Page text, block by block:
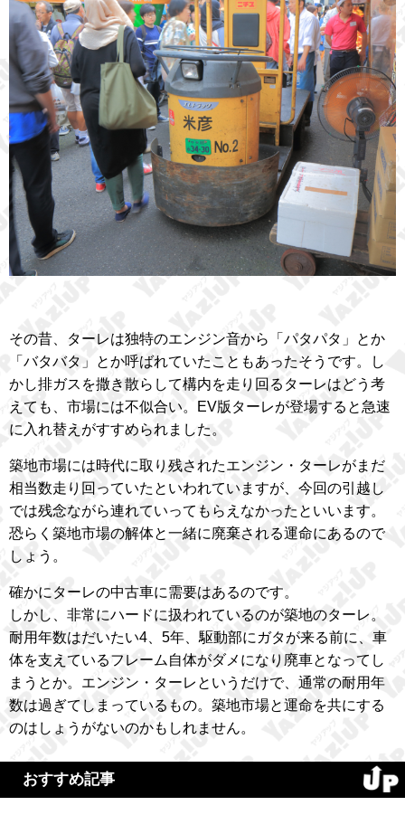
その昔、ターレは独特のエンジン音から「パタパタ」とか
「バタバタ」とか呼ばれていたこともあったそうです。し
かし排ガスを撒き散らして構内を走り回るターレはどう考
えても、市場には不似合い。EV版ターレが登場すると急速
に入れ替えがすすめられました。
築地市場には時代に取り残されたエンジン・ターレがまだ
相当数走り回っていたといわれていますが、今回の引越し
では残念ながら連れていってもらえなかったといいます。
恐らく築地市場の解体と一緒に廃棄される運命にあるので
しょう。
確かにターレの中古車に需要はあるのです。
しかし、非常にハードに扱われているのが築地のターレ。
耐用年数はだいたい4、5年、駆動部にガタが来る前に、車
体を支えているフレーム自体がダメになり廃車となってし
まうとか。エンジン・ターレというだけで、通常の耐用年
数は過ぎてしまっているもの。築地市場と運命を共にする
のはしょうがないのかもしれません。
おすすめ記事